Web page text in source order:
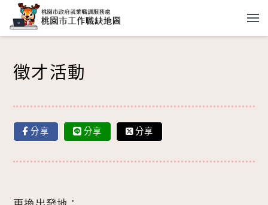
跳到主要內容
徵才活動
分享 分享 分享